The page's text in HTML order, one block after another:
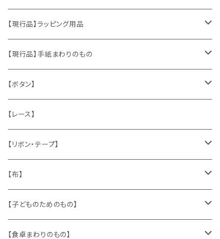
おもちゃ、ぬいぐるみ
くま、テディベア
うさぎ
キャラクター
ヴィンテージファブリック
ハンドメイド製品
お部屋に飾るもの
メタル製品
缶、箱
陶磁器
文房具
木製品
切手、FDC
ポストカード、カレンダー
マッチラベル、食品ラベル
蔵書票、荷札、ビュバー、伝票
シール、ステッカー、クロモス
袋、箱、ナプキン、コースター
パズル、ゲーム
古本、古雑誌、古えほん
【現行品】ラッピング用品
伝票、タグ、シール
袋、ラッピングペーパー
ひも、テープ
【現行品】手紙まわりのもの
封筒、ポストカード
切手
スタンプ
文房具
【ボタン】
木
貝
メタル
ガラス
プラスチック
【レース】
【リボン・テープ】
チロルテープ・イニシャルテープ
トリム
ワッペン
【布】
キッチンクロス、ナプキン
ニット
【子どものためのもの】
身に着けるもの
【食卓まわりのもの】